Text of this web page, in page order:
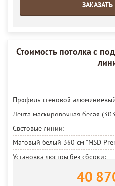
ЗАКАЗАТЬ
Стоимость потолка с
Профиль стеновой
Лента маскировочная белая
Световые линии:
Матовый белый 360 см "MSD
Установка люстры без сборки:
40